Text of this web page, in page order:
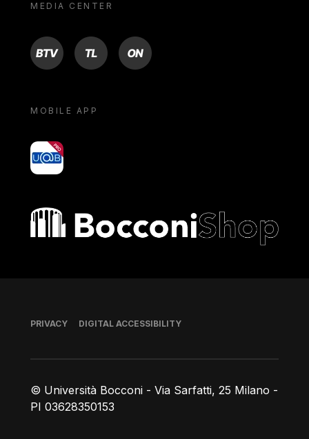
MEDIA CENTER
BTV TL ON
MOBILE APP
yoU@B
Bocconi shop
© Università Bocconi - Via Sarfatti, 25 Milano -
PI 03628350153
Footer
PRIVACY DIGITAL ACCESSIBILITY